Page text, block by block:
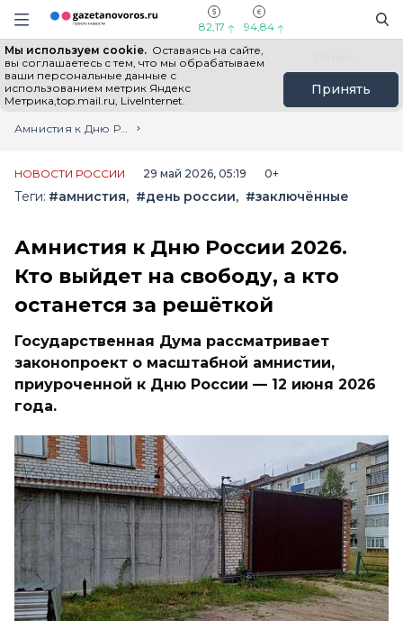
Информационный портал "ГазетаНоворос.ру"
Навигация сайта
82,17 94,84
Мы используем cookie. Оставаясь на сайте,
вы соглашаетесь с тем, что мы обрабатываем
ваши персональные данные с
использованием метрик Яндекс
Метрика,top.mail.ru, LiveInternet.
Принять
Все новости Новости России
Главная
Лента новостей
Амнистия к Дню России 2026. Кто выйдет на свободу, а кто останется за решёткой
НОВОСТИ РОССИИ 29 май 2026, 05:19 0+
Теги: #амнистия #день россии #заключённые
Амнистия к Дню России 2026.
Кто выйдет на свободу, а кто
останется за решёткой
Государственная Дума рассматривает
законопроект о масштабной амнистии,
приуроченной к Дню России — 12 июня 2026
года.